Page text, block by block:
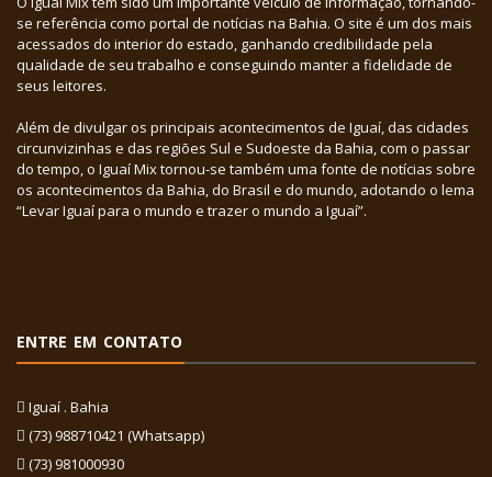
se referência como portal de notícias na Bahia. O site é um dos mais
acessados do interior do estado, ganhando credibilidade pela
qualidade de seu trabalho e conseguindo manter a fidelidade de
seus leitores.
Além de divulgar os principais acontecimentos de Iguaí, das cidades
circunvizinhas e das regiões Sul e Sudoeste da Bahia, com o passar
do tempo, o Iguaí Mix tornou-se também uma fonte de notícias sobre
os acontecimentos da Bahia, do Brasil e do mundo, adotando o lema
“Levar Iguaí para o mundo e trazer o mundo a Iguaí”.
ENTRE EM CONTATO
Iguaí . Bahia
(73) 988710421 (Whatsapp)
(73) 981000930